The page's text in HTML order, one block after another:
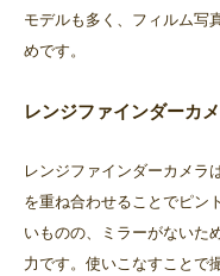
モデルも多く、フィルム写
めです。
レンジファインダーカ
レンジファインダーカメラ
を重ね合わせることでピン
いものの、ミラーがないた
力です。使いこなすことで